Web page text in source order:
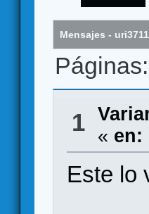
Mensajes -
1
« en:
Este lo